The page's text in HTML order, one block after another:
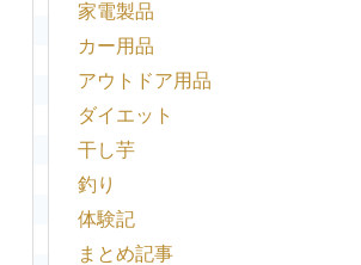
家電製品
カー用品
アウトドア用品
ダイエット
干し芋
釣り
体験記
まとめ記事